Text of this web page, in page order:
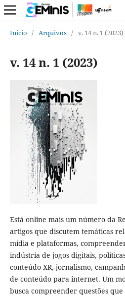
Início / Arquivos / v. 14 n. 1 (2023)
v. 14 n. 1 (2023)
Está online mais um número da
artigos que discutem temáticas
mídia e plataformas,
indústria de jogos digitais,
conteúdo XR, jornalismo,
de conteúdo para internet. Um
busca compreender questões